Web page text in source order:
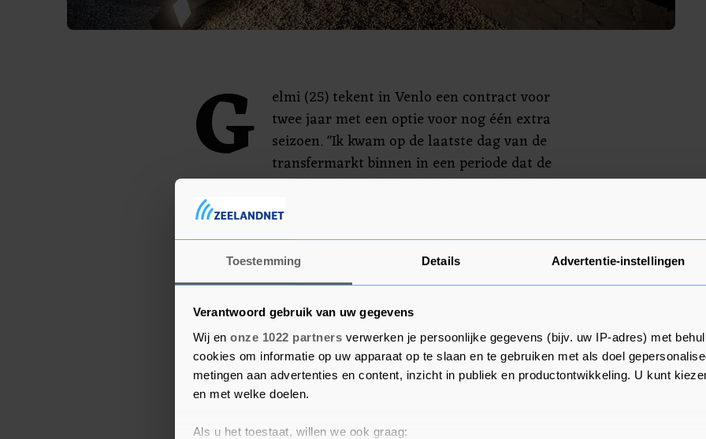
Toestemming Details Advertentie-instellingen
Verantwoord gebruik van uw gegevens
Wij en onze 1022 partners verwerken je persoonlijke gegevens (bijv. uw IP-adres) met
cookies om informatie op uw apparaat op te slaan en te gebruiken met als doel
metingen aan advertenties en content, inzicht in publiek en productontwikkeling. U kunt
en met welke doelen.
Als u het toestaat, willen we ook graag:
G
elmi (25) tekent in Venlo een contract voor
twee jaar met een optie voor nog één extra
seizoen. "Ik kwam op de laatste dag van de
transfermarkt binnen in een periode dat de
ploeg zeer goed draaide. Gelukkig heb ik uiteindelijk ook
mijn steentje kunnen bijdragen en hebben we ons